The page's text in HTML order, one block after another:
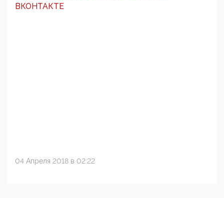
ВКОНТАКТЕ
04 Апреля 2018 в 02:22